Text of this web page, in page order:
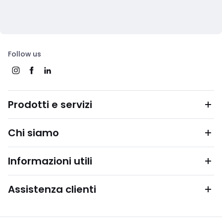
Follow us
Prodotti e servizi
Chi siamo
Informazioni utili
Assistenza clienti